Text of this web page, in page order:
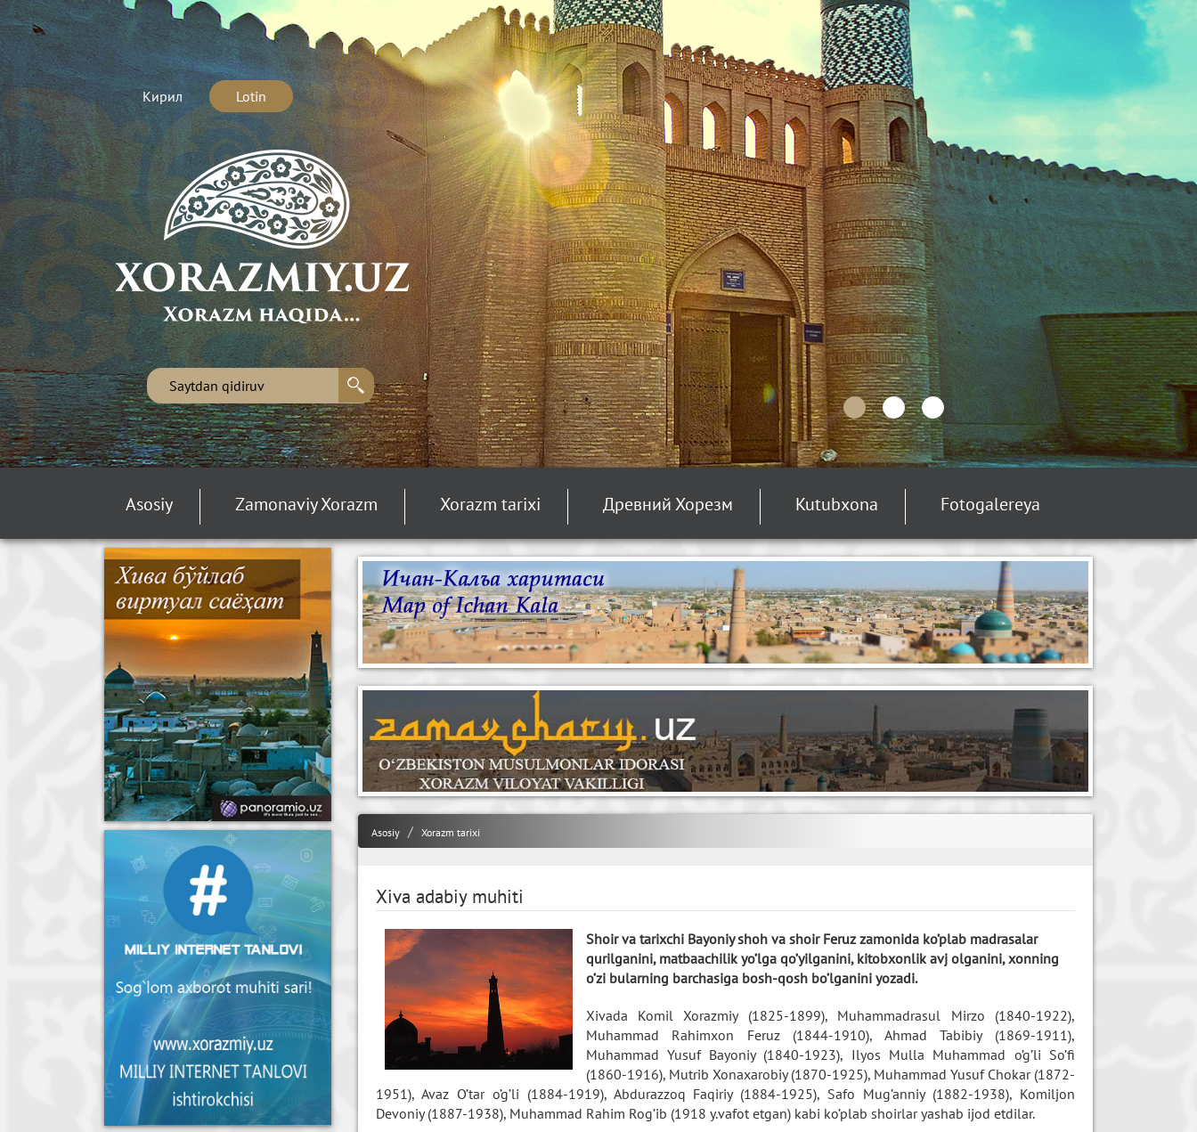
Кирил Lotin
Asosiy Zamonaviy Xorazm Xorazm tarixi Древний Хорезм Kutubxona Fotogalereya
Asosiy Xorazm tarixi
Xiva adabiy muhiti
Shoir va tarixchi Bayoniy shoh va shoir Feruz zamonida ko’plab madrasalar
qurilganini, matbaachilik yo’lga qo’yilganini, kitobxonlik avj olganini, xonning
o’zi bularning barchasiga bosh-qosh bo’lganini yozadi.
Xivada Komil Xorazmiy (1825-1899), Muhammadrasul Mirzo (1840-1922),
Muhammad Rahimxon Feruz (1844-1910), Ahmad Tabibiy (1869-1911),
Muhammad Yusuf Bayoniy (1840-1923), Ilyos Mulla Muhammad o’g’li So’fi
(1860-1916), Mutrib Xonaxarobiy (1870-1925), Muhammad Yusuf Chokar (1872-
1951), Avaz O’tar o’g’li (1884-1919), Abdurazzoq Faqiriy (1884-1925), Safo Mug’anniy (1882-1938), Komiljon
Devoniy (1887-1938), Muhammad Rahim Rog’ib (1918 y.vafot etgan) kabi ko’plab shoirlar yashab ijod etdilar.